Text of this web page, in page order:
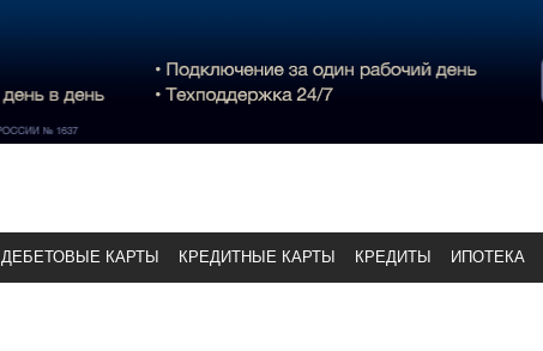
ДЕБЕТОВЫЕ КАРТЫ КРЕДИТНЫЕ КАРТЫ КРЕДИТЫ ИПОТЕКА